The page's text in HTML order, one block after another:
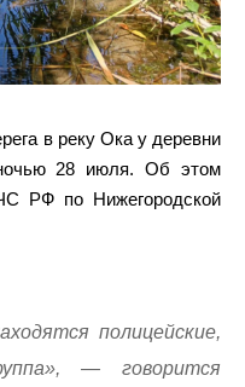
в реку Ока у деревни
28 июля. Об этом
РФ по Нижегородской
полицейские,
— говорится